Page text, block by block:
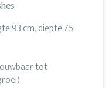
93 cm, diepte 75
tot